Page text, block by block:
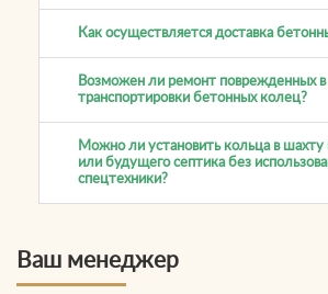
Как осуществляется доставка
Возможен ли ремонт поврежденных в
транспортировки бетонных колец?
Можно ли установить кольца в шахту
или будущего септика без
спецтехники?
Ваш менеджер